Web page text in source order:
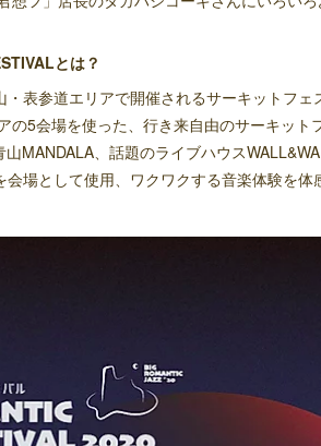
とは？
・表参道エリアで開催されるサーキットフ
の5会場を使った、行き来自由のサーキット
山MANDALA、話題のライブハウス
会場として使用、ワクワクする音楽体験を体